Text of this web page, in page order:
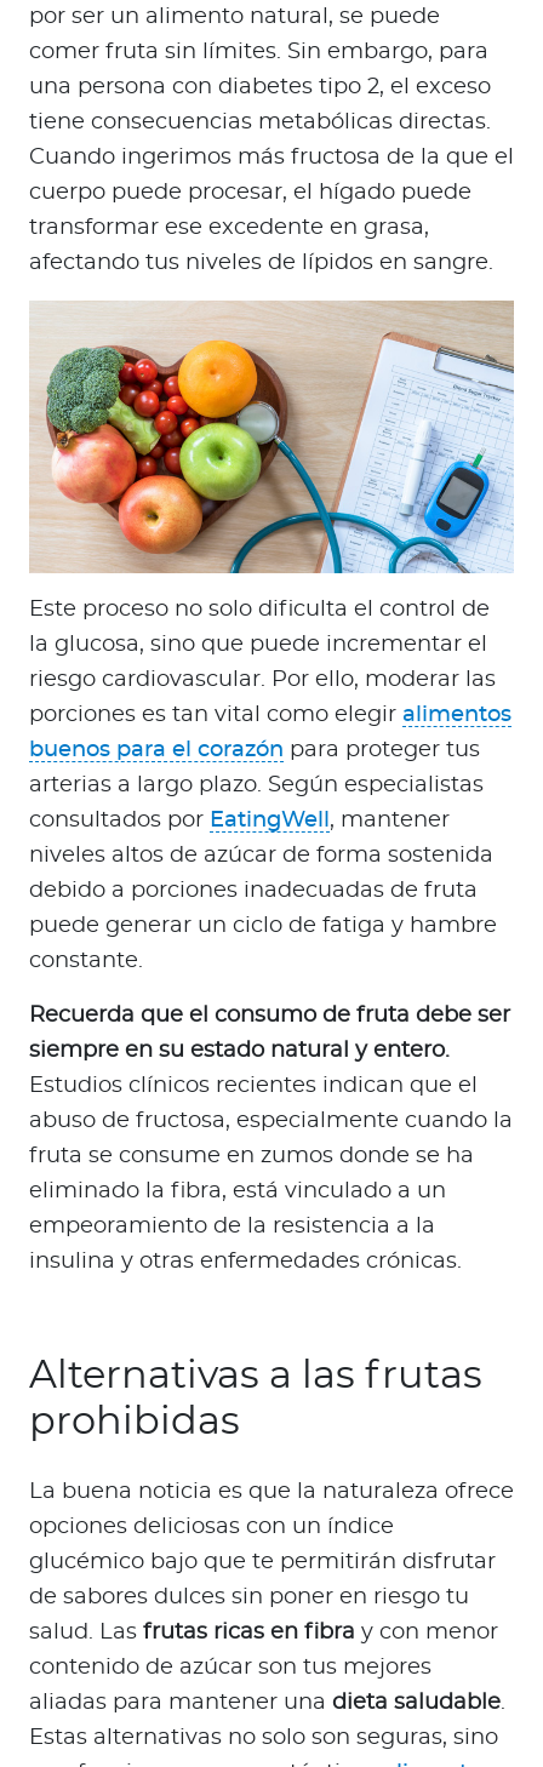
por ser un alimento natural, se puede
comer fruta sin límites. Sin embargo, para
una persona con diabetes tipo 2, el exceso
tiene consecuencias metabólicas directas.
Cuando ingerimos más fructosa de la que el
cuerpo puede procesar, el hígado puede
transformar ese excedente en grasa,
afectando tus niveles de lípidos en sangre.
Este proceso no solo dificulta el control de
la glucosa, sino que puede incrementar el
riesgo cardiovascular. Por ello, moderar las
porciones es tan vital como elegir alimentos
buenos para el corazón para proteger tus
arterias a largo plazo. Según especialistas
consultados por EatingWell , mantener
niveles altos de azúcar de forma sostenida
debido a porciones inadecuadas de fruta
puede generar un ciclo de fatiga y hambre
constante.
Recuerda que el consumo de fruta debe ser
siempre en su estado natural y entero.
Estudios clínicos recientes indican que el
abuso de fructosa, especialmente cuando la
fruta se consume en zumos donde se ha
eliminado la fibra, está vinculado a un
empeoramiento de la resistencia a la
insulina y otras enfermedades crónicas.
Alternativas a las frutas
prohibidas
La buena noticia es que la naturaleza ofrece
opciones deliciosas con un índice
glucémico bajo que te permitirán disfrutar
de sabores dulces sin poner en riesgo tu
salud. Las frutas ricas en fibra y con menor
contenido de azúcar son tus mejores
aliadas para mantener una dieta saludable.
Estas alternativas no solo son seguras, sino